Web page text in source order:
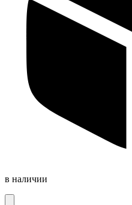
в наличии